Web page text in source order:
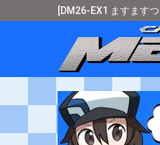
[DM26-EX1 ますます